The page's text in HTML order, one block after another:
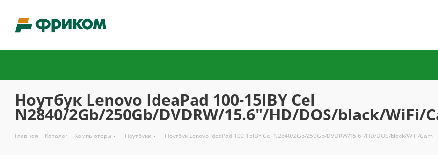
Ноутбук Lenovo IdeaPad 100-15IBY Cel
N2840/2Gb/250Gb/DVDRW/15.6"/HD/DOS/black/WiFi/
Главная - Каталог - Компьютеры - Ноутбуки - Ноутбук Lenovo IdeaPad 100-15IBY Cel N2840/2Gb/250Gb/DVDRW/15.6"/HD/DOS/black/WiFi/Cam